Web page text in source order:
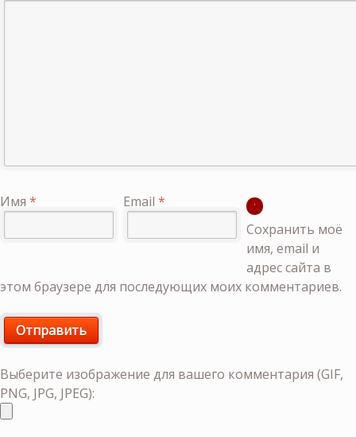
Имя * Email *
Сохранить моё
имя, email и
адрес сайта в
этом браузере для последующих моих комментариев.
Выберите изображение для вашего комментария (GIF,
PNG, JPG, JPEG):